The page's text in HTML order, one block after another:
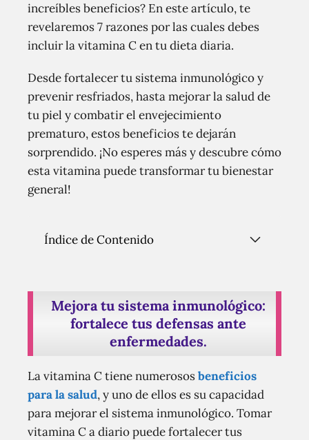
increíbles beneficios? En este artículo, te
revelaremos 7 razones por las cuales debes
incluir la vitamina C en tu dieta diaria.
Desde fortalecer tu sistema inmunológico y
prevenir resfriados, hasta mejorar la salud de
tu piel y combatir el envejecimiento
prematuro, estos beneficios te dejarán
sorprendido. ¡No esperes más y descubre cómo
esta vitamina puede transformar tu bienestar
general!
Índice de Contenido
Mejora tu sistema inmunológico:
fortalece tus defensas ante
enfermedades.
La vitamina C tiene numerososbeneficios
para la salud, y uno de ellos es su capacidad
para mejorar el sistema inmunológico. Tomar
vitamina C a diario puede fortalecer tus